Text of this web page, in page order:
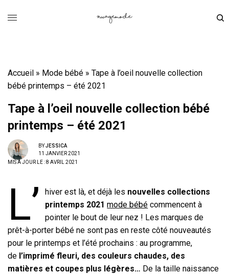
Accueil » Mode bébé »Tape à l’oeil nouvelle collection
bébé printemps – été 2021
Tape à l’oeil nouvelle collection bébé
printemps – été 2021
BYJESSICA
11 JANVIER 2021
MIS À JOUR LE : 8 AVRIL 2021
L’ hiver est là, et déjà les nouvelles collections
printemps 2021 mode bébé commencent à
pointer le bout de leur nez ! Les marques de
prêt-à-porter bébé ne sont pas en reste côté nouveautés
pour le printemps et l’été prochains : au programme,
de l’imprimé fleuri, des couleurs chaudes, des
matières et coupes plus légères… De la taille naissance